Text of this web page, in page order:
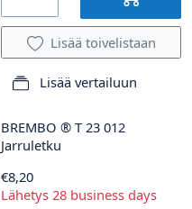
Lisää toivelistaan
Lisää vertailuun
BREMBO ® T 23 012
Jarruletku
€8,20
Lähetys 28 business days